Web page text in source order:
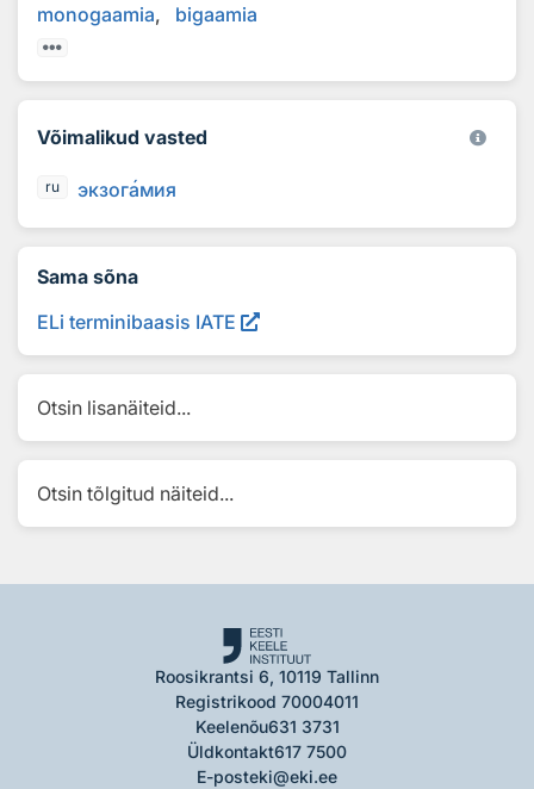
monogaamia
bigaamia
Võimalikud vasted
ru экзогамия
Sama sõna
ELi terminibaasis IATE
Otsin lisanäiteid...
Otsin tõlgitud näiteid...
Roosikrantsi 6, 10119 Tallinn
Registrikood 70004011
Keelenõu631 3731
Üldkontakt617 7500
E-posteki@eki.ee